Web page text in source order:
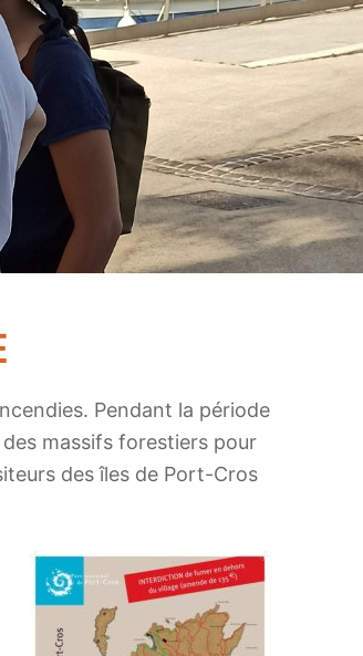
Pendant la période
massifs forestiers pour
des îles de Port-Cros